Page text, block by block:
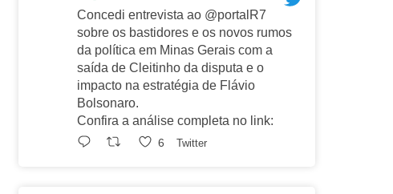
Concedi entrevista ao @portalR7
sobre os bastidores e os novos rumos
da política em Minas Gerais com a
saída de Cleitinho da disputa e o
impacto na estratégia de Flávio
Bolsonaro.
Confira a análise completa no link:
6 Twitter